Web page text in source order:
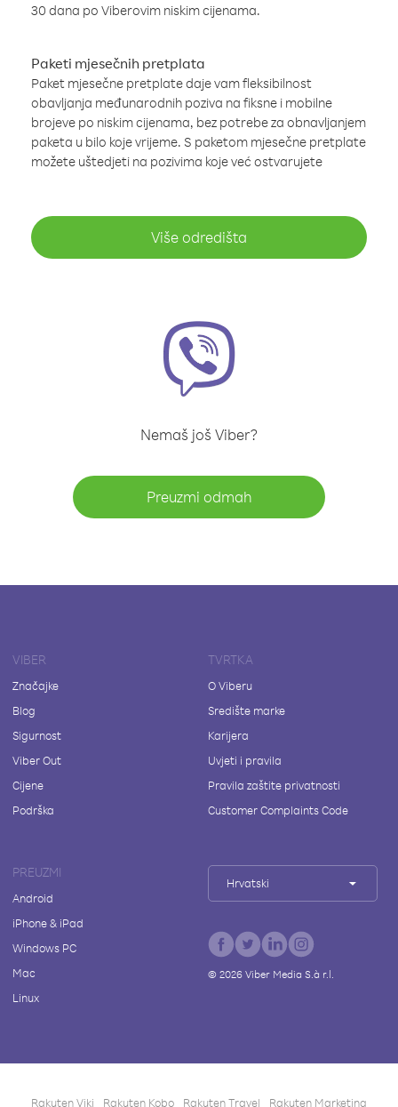
30 dana po Viberovim niskim cijenama.
Paketi mjesečnih pretplata
Paket mjesečne pretplate daje vam fleksibilnost
obavljanja međunarodnih poziva na fiksne i mobilne
brojeve po niskim cijenama, bez potrebe za obnavljanjem
paketa u bilo koje vrijeme. S paketom mjesečne pretplate
možete uštedjeti na pozivima koje već ostvarujete
Više odredišta
Nemaš još Viber?
Preuzmi odmah
VIBER
Značajke
Blog
Sigurnost
Viber Out
Cijene
Podrška
TVRTKA
O Viberu
Središte marke
Karijera
Uvjeti i pravila
Pravila zaštite privatnosti
Customer Complaints Code
PREUZMI
Android
iPhone & iPad
Windows PC
Mac
Linux
Hrvatski
© 2026Viber Media S.à r.l.
Rakuten Viki Rakuten Kobo Rakuten Travel Rakuten Marketing